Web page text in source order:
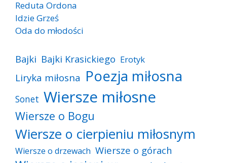
Reduta Ordona
Idzie Grześ
Oda do młodości
Bajki Bajki Krasickiego Erotyk
Liryka miłosna Poezja miłosna
Sonet Wiersze miłosne
Wiersze o Bogu
Wiersze o cierpieniu miłosnym
Wiersze o drzewach Wiersze o górach